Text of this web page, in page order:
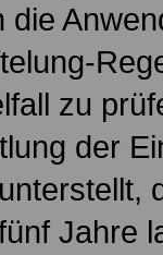
die
zu
der
Jahre